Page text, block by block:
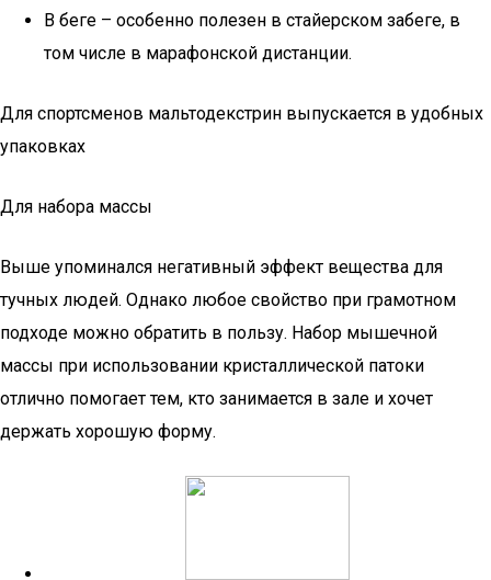
В беге – особенно полезен в стайерском забеге, в
том числе в марафонской дистанции.
Для спортсменов мальтодекстрин выпускается в удобных
упаковках
Для набора массы
Выше упоминался негативный эффект вещества для
тучных людей. Однако любое свойство при грамотном
подходе можно обратить в пользу. Набор мышечной
массы при использовании кристаллической патоки
отлично помогает тем, кто занимается в зале и хочет
держать хорошую форму.